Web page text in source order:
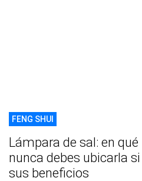
FENG SHUI
Lámpara de sal: en
nunca debes ubicarla
sus beneficios